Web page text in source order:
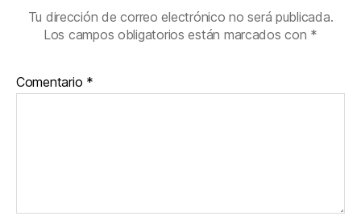
Tu dirección de correo electrónico no será publicada.
Los campos obligatorios están marcados con *
Comentario *